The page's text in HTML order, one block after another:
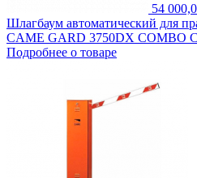
54
Шлагбаум автоматический для
CAME GARD 3750DX COMBO
Подробнее о товаре